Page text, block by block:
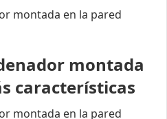
montada
características